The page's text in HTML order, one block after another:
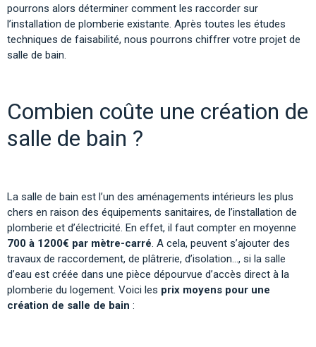
pourrons alors déterminer comment les raccorder sur
l’installation de plomberie existante. Après toutes les études
techniques de faisabilité, nous pourrons chiffrer votre projet de
salle de bain.
Combien coûte une création de
salle de bain ?
La salle de bain est l’un des aménagements intérieurs les plus
chers en raison des équipements sanitaires, de l’installation de
plomberie et d’électricité. En effet, il faut compter en moyenne
700 à 1200€ par mètre-carré. A cela, peuvent s’ajouter des
travaux de raccordement, de plâtrerie, d’isolation…, si la salle
d’eau est créée dans une pièce dépourvue d’accès direct à la
plomberie du logement. Voici les prix moyens pour une
création de salle de bain :